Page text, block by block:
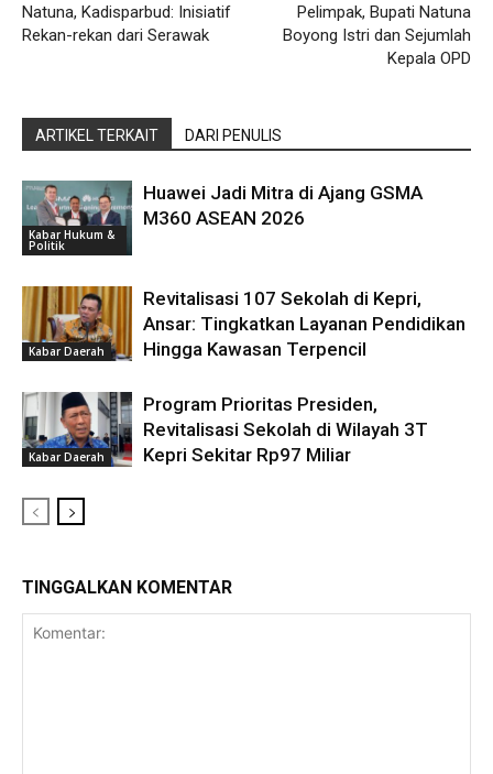
Natuna, Kadisparbud: Inisiatif
Rekan-rekan dari Serawak
Pelimpak, Bupati Natuna
Boyong Istri dan Sejumlah
Kepala OPD
ARTIKEL TERKAIT DARI PENULIS
Kabar Hukum &
Politik
Huawei Jadi Mitra di Ajang GSMA
M360 ASEAN 2026
Kabar Daerah
Revitalisasi 107 Sekolah di Kepri,
Ansar: Tingkatkan Layanan Pendidikan
Hingga Kawasan Terpencil
Kabar Daerah
Program Prioritas Presiden,
Revitalisasi Sekolah di Wilayah 3T
Kepri Sekitar Rp97 Miliar
TINGGALKAN KOMENTAR